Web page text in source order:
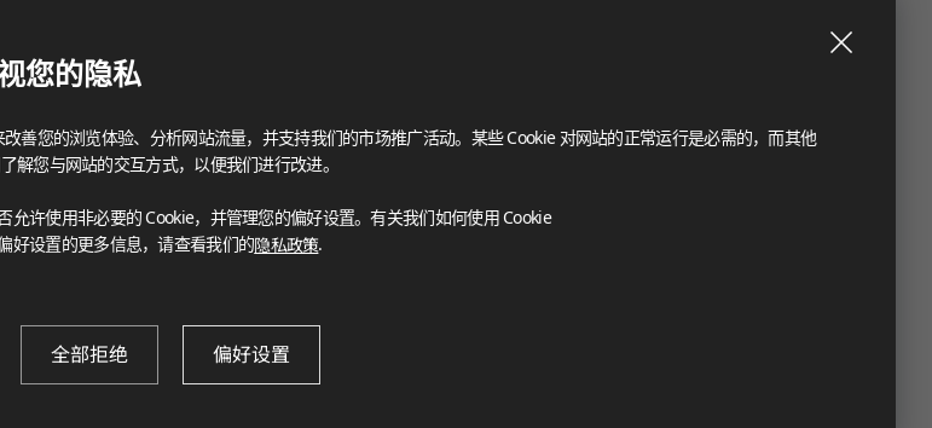
您的隐私
善您的浏览体验、分析网站流量，并支持我们的市场推广活动。某些 Cookie 对网站的正常运行是必需的，而其他
解您与网站的交互方式，以便我们进行改进。
允许使用非必要的 Cookie，并管理您的偏好设置。有关我们如何使用 Cookie
好设置的更多信息，请查看我们的隐私政策.
全部拒绝 偏好设置